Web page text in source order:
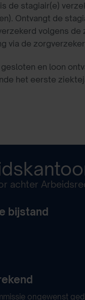
de stagiair(e)
Ontvangt de
volgens
via de
en loon
het eerste
achter
bijstand
ongewenst